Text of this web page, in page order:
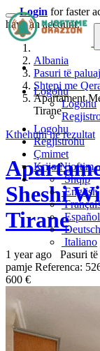
Logohu
Logohu
Logohu
Regjistrohu
Çmimet
Krijo Njoftim
Shqip
English
Español
Deutsch
Italiano
Login for faster
have an account.
Albania
Pasuri të
Shtepi me
Apartament
Tirane
Kthehuni ne rezultat
Sheshi
Tirane
1 year ago Pasuri
pamje Referenca:
600 €